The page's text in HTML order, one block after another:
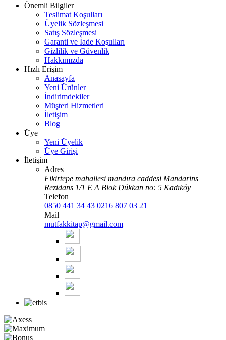
Önemli Bilgiler
Teslimat Koşulları
Üyelik Sözleşmesi
Satış Sözleşmesi
Garanti ve İade Koşulları
Gizlilik ve Güvenlik
Hakkımızda
Hızlı Erişim
Anasayfa
Yeni Ürünler
İndirimdekiler
Müşteri Hizmetleri
İletişim
Blog
Üye
Yeni Üyelik
Üye Girişi
İletişim
Adres
Fikirtepe mahallesi mandıra caddesi Mandarins
Rezidans 1/1 E A Blok Dükkan no: 5 Kadıköy
Telefon
0850 441 34 43 0216 807 03 21
Mail
mutfakkitap@gmail.com